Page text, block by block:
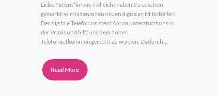
Liebe Patient*innen, vielleicht haben Sie es schon
gemerkt: wir haben einen neuen digitalen Mitarbeiter!
Der digitale Telefonassistent Aaron unterstützt uns in
der Praxis und hilft uns dem hohen
Telefonaufkommen gerecht zu werden. Dadurch...
Read More